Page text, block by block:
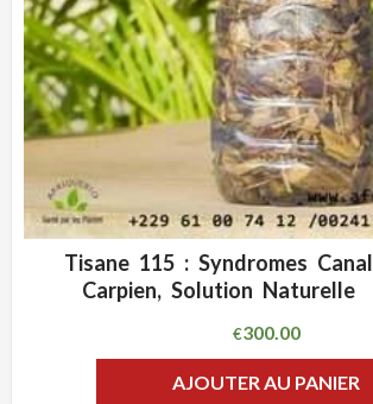
ADD WISHLIST
Tisane 115 : Syndromes Canal
Carpien, Solution Naturelle
€300.00
AJOUTER AU PANIER